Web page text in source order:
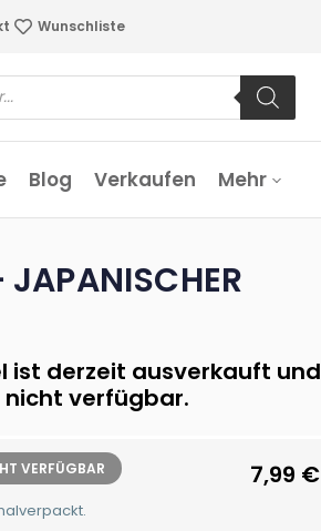
Wunschliste
Blog Verkaufen Mehr
JAPANISCHER
ist derzeit ausverkauft und
nicht verfügbar.
VERFÜGBAR 7,99 €